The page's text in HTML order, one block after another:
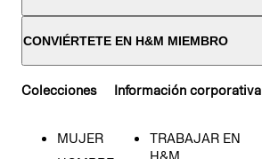
CONVIÉRTETE EN H&M MIEMBRO
Colecciones
MUJER
Información corporativa
TRABAJAR EN